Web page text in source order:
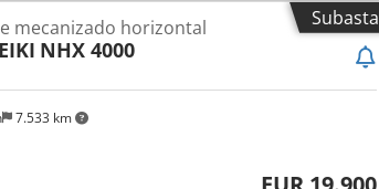
Subasta
7.533 km
mecanizado horizontal
NHX 4000